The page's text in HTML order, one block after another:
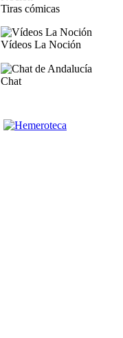
Tiras cómicas
Vídeos La Noción
Chat